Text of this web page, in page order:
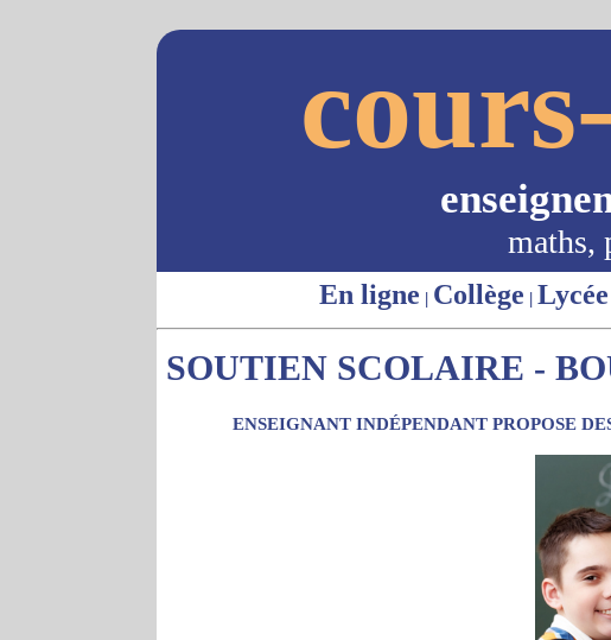
maths,
En ligne | Collège | Lycée
SOUTIEN SCOLAIRE -
ENSEIGNANT INDÉPENDANT PROPOSE